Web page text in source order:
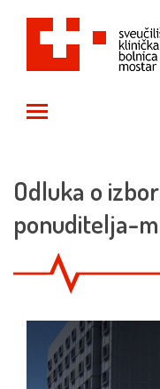
Odluka o
ponuditelja-